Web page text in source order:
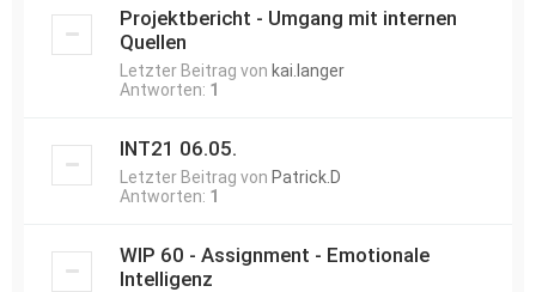
Projektbericht - Umgang mit internen
Quellen
Letzter Beitrag von kai.langer
Antworten: 1
INT21 06.05.
Letzter Beitrag von Patrick.D
Antworten: 1
WIP 60 - Assignment - Emotionale
Intelligenz